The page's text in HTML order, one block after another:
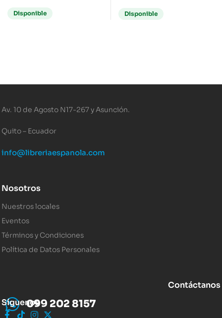
Disponible Disponible
Av. 10 de Agosto N17-267 y Asunción.
Quito – Ecuador
info@libreriaespanola.com
Nosotros
Nuestros locales
Eventos
Términos y Condiciones
Política de Datos Personales
Contáctanos
099 202 8157
Síguenos